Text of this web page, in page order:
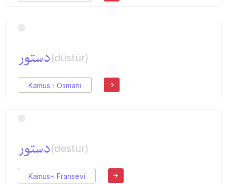
دستور(düstür)
Kamus-ı Osmani
دستور(destur)
Kamus-ı Fransevi